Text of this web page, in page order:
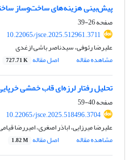
پیش‌بینی هزینه‌های ساخت‌وساز
صفحه26-39
10.22065/jsce.2025.512961.3711
علیرضا رئوفی، سیدناصر باشی ازغدی
مشاهده مقاله
اصل مقاله 727.71 K
تحلیل رفتار لرزه‌ای قاب‌ خمشی
صفحه40-59
10.22065/jsce.2025.518496.3704
علیرضا میرزایی، اباذر اصغری، امیررضا
مشاهده مقاله
اصل مقاله 1.82 M